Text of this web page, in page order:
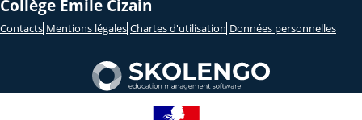
Collège Émile Cizain
Contacts Mentions légales Chartes d'utilisation Données personnelles